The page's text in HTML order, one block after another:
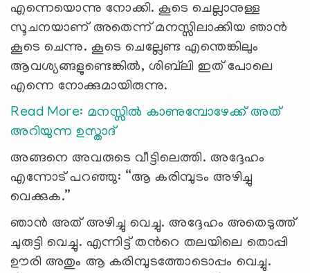
എന്നെയൊന്നു നോക്കി. കൂടെ ചെല്ലാനുള്ള
സൂചനയാണ് അതെന്ന് മനസ്സിലാക്കിയ ഞാന്‍
കൂടെ ചെന്നു. കൂടെ ചെല്ലേണ്ട എന്തെങ്കിലും
ആവശ്യങ്ങളുണ്ടെങ്കില്‍, ശിബ്‍ലി ഇത് പോലെ
എന്നെ നോക്കുമായിരുന്നു.
Read More: മനസ്സില്‍ കാണുമ്പോഴേക്ക് അത്
അറിയുന്ന ഉസ്താദ്
അങ്ങനെ അവരുടെ വീട്ടിലെത്തി. അദ്ദേഹം
എന്നോട് പറഞ്ഞു: “ആ കരിമ്പുടം അഴിച്ചു
വെക്കുക.”
ഞാൻ അത് അഴിച്ചു വെച്ചു. അദ്ദേഹം അതെടുത്ത്
ചുരുട്ടി വെച്ചു. എന്നിട്ട് തന്‍റെ തലയിലെ തൊപ്പി
ഊരി അതും ആ കരിമ്പുടത്തോടൊപ്പം വെച്ചു.